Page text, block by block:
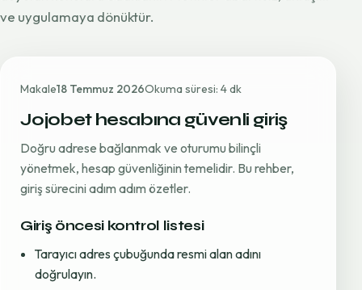
ve uygulamaya dönüktür.
Makale18 Temmuz 2026Okuma süresi: 4 dk
Jojobet hesabına güvenli giriş
Doğru adrese bağlanmak ve oturumu bilinçli
yönetmek, hesap güvenliğinin temelidir. Bu rehber,
giriş sürecini adım adım özetler.
Giriş öncesi kontrol listesi
Tarayıcı adres çubuğunda resmi alan adını
doğrulayın.